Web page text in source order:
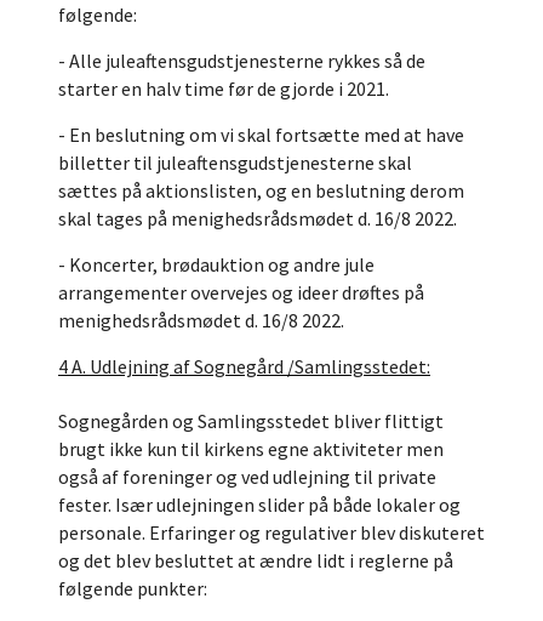
følgende:
- Alle juleaftensgudstjenesterne rykkes så de
starter en halv time før de gjorde i 2021.
- En beslutning om vi skal fortsætte med at have
billetter til juleaftensgudstjenesterne skal
sættes på aktionslisten, og en beslutning derom
skal tages på menighedsrådsmødet d. 16/8 2022.
- Koncerter, brødauktion og andre jule
arrangementer overvejes og ideer drøftes på
menighedsrådsmødet d. 16/8 2022.
4 A. Udlejning af Sognegård /Samlingsstedet:
Sognegården og Samlingsstedet bliver flittigt
brugt ikke kun til kirkens egne aktiviteter men
også af foreninger og ved udlejning til private
fester. Især udlejningen slider på både lokaler og
personale. Erfaringer og regulativer blev diskuteret
og det blev besluttet at ændre lidt i reglerne på
følgende punkter: